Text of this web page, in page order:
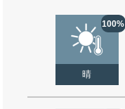
100%
晴